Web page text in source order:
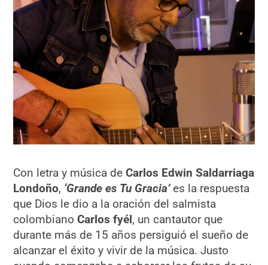
Con letra y música deCarlos Edwin Saldarriaga
Londoño, ‘Grande es Tu Gracia’es la respuesta
que Dios le dio a la oración del salmista
colombianoCarlos fyél, un cantautor que
durante más de 15 años persiguió el sueño de
alcanzar el éxito y vivir de la música. Justo